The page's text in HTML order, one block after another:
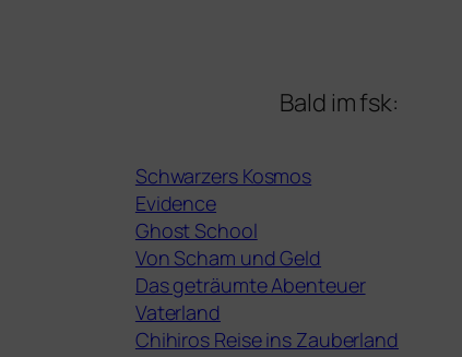
Bald im fsk:
Schwarzers Kosmos
Evidence
Ghost School
Von Scham und Geld
Das geträumte Abenteuer
Vaterland
Chihiros Reise ins Zauberland